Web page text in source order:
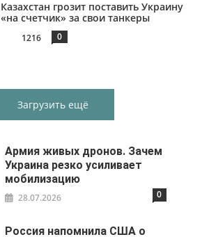
Казахстан грозит поставить Украину
«на счетчик» за свои танкеры
1216 0
Загрузить ещё
Армия живых дронов. Зачем
Украина резко усиливает
мобилизацию
28.07.2026 0
Россия напомнила США о